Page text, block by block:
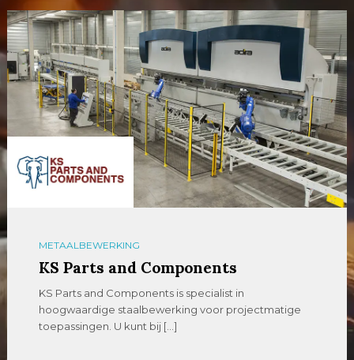
METAALBEWERKING
KS Parts and Components
KS Parts and Components is specialist in
hoogwaardige staalbewerking voor projectmatige
toepassingen. U kunt bij […]